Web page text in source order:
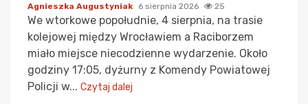
Agnieszka Augustyniak 6 sierpnia 2026 25
We wtorkowe popołudnie, 4 sierpnia, na trasie
kolejowej między Wrocławiem a Raciborzem
miało miejsce niecodzienne wydarzenie. Około
godziny 17:05, dyżurny z Komendy Powiatowej
Policji w... Czytaj dalej